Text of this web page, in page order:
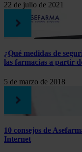
22 de julio de 2021
¿Qué medidas de
las farmacias a partir
5 de marzo de 2018
10 consejos de
Internet